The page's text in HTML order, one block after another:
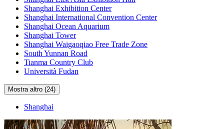
Shanghai Exhibition Center
Shanghai International Convention Center
Shanghai Ocean Aquarium
Shanghai Tower
Shanghai Waigaoqiao Free Trade Zone
South Yunnan Road
Tianma Country Club
Università Fudan
Mostra altro (24)
Shanghai